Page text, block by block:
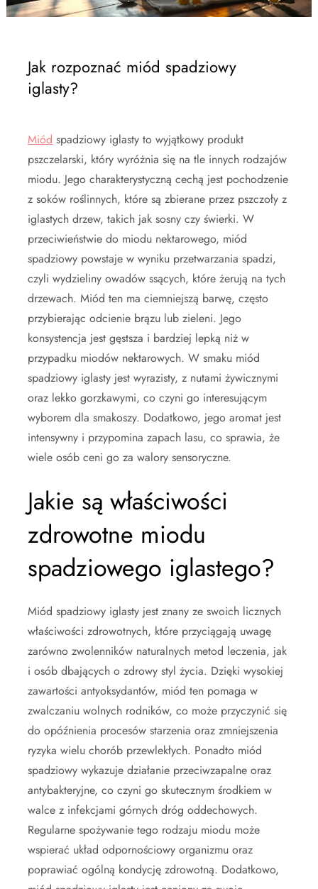
Jak rozpoznać miód spadziowy
iglasty?
Miód spadziowy iglasty to wyjątkowy produkt
pszczelarski, który wyróżnia się na tle innych rodzajów
miodu. Jego charakterystyczną cechą jest pochodzenie
z soków roślinnych, które są zbierane przez pszczoły z
iglastych drzew, takich jak sosny czy świerki. W
przeciwieństwie do miodu nektarowego, miód
spadziowy powstaje w wyniku przetwarzania spadzi,
czyli wydzieliny owadów ssących, które żerują na tych
drzewach. Miód ten ma ciemniejszą barwę, często
przybierając odcienie brązu lub zieleni. Jego
konsystencja jest gęstsza i bardziej lepką niż w
przypadku miodów nektarowych. W smaku miód
spadziowy iglasty jest wyrazisty, z nutami żywicznymi
oraz lekko gorzkawymi, co czyni go interesującym
wyborem dla smakoszy. Dodatkowo, jego aromat jest
intensywny i przypomina zapach lasu, co sprawia, że
wiele osób ceni go za walory sensoryczne.
Jakie są właściwości
zdrowotne miodu
spadziowego iglastego?
Miód spadziowy iglasty jest znany ze swoich licznych
właściwości zdrowotnych, które przyciągają uwagę
zarówno zwolenników naturalnych metod leczenia, jak
i osób dbających o zdrowy styl życia. Dzięki wysokiej
zawartości antyoksydantów, miód ten pomaga w
zwalczaniu wolnych rodników, co może przyczynić się
do opóźnienia procesów starzenia oraz zmniejszenia
ryzyka wielu chorób przewlekłych. Ponadto miód
spadziowy wykazuje działanie przeciwzapalne oraz
antybakteryjne, co czyni go skutecznym środkiem w
walce z infekcjami górnych dróg oddechowych.
Regularne spożywanie tego rodzaju miodu może
wspierać układ odpornościowy organizmu oraz
poprawiać ogólną kondycję zdrowotną. Dodatkowo,